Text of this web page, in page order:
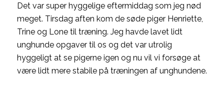
Det var super hyggelige eftermiddag som jeg nød
meget. Tirsdag aften kom de søde piger Henriette,
Trine og Lone til træning. Jeg havde lavet lidt
unghunde opgaver til os og det var utrolig
hyggeligt at se pigerne igen og nu vil vi forsøge at
være lidt mere stabile på træningen af unghundene.